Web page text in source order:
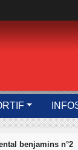
benjamins n°2